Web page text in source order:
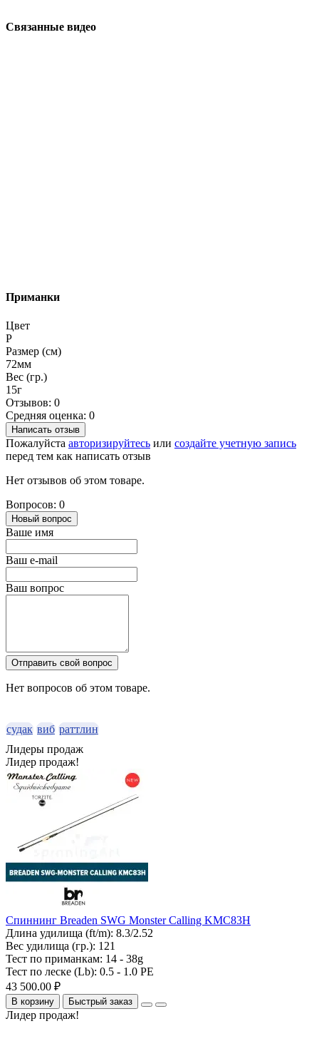
Связанные видео
Приманки
Цвет
P
Размер (см)
72мм
Вес (гр.)
15г
Отзывов: 0
Средняя оценка: 0
Написать отзыв
Пожалуйста авторизируйтесь или создайте учетную запись
перед тем как написать отзыв
Нет отзывов об этом товаре.
Вопросов: 0
Новый вопрос
Ваше имя
Ваш e-mail
Ваш вопрос
Отправить свой вопрос
Нет вопросов об этом товаре.
судак виб раттлин
Лидеры продаж
Лидер продаж!
Спиннинг Breaden SWG Monster Calling KMC83H
Длина удилища (ft/m): 8.3/2.52
Вес удилища (гр.): 121
Тест по приманкам: 14 - 38g
Тест по леске (Lb): 0.5 - 1.0 PE
43 500.00 ₽
В корзину Быстрый заказ
Лидер продаж!